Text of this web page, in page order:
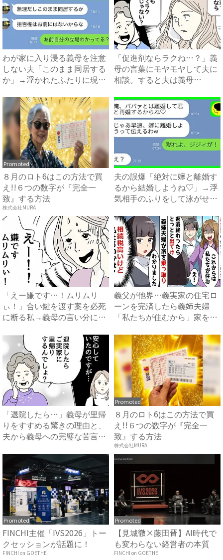
わが家に入り浸る義母を注意
しない夫「このまま同居する
か」→浮かれたふたりに現実
「促進剤ならラクね…？」義
母の言葉にモヤモヤして夫に
相談。すると夫は義母
Promoted
８月のロト6はこの方法で買
え!!６つの数字が『完全一
致』する方法
株式会社MURA
夫の誤爆「絶対に嫁と離婚す
るから結婚しようね♡」→浮
気相手のふりをして泳がせて
「えー嫌です…！ムリムリ
ぃ！」合い鍵を渡す案を必死
に断る私→義母の言い分にあ
義父が他界…義実家の住宅ロ
ーンを完済したら義姉夫婦
「私たちが住むから」家を乗
「退院したら…」義母が里帰
りをすすめる驚きの理由と、
夫から義母への完璧な苦言
Promoted
８月のロト6はこの方法で買
え!!６つの数字が『完全一
致』する方法
株式会社MURA
Promoted
FINCHI主催「IVS2026」トー
クセッションが話題に！
FINCHI on GOETHE
Promoted
【見城徹×藤田晋】AI時代で
も変わらない経営者の本質
FINCHI on GOETHE